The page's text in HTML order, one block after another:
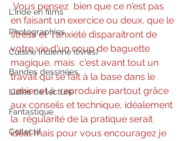
L'Inde en films
Photographies
Cuisine indienne (livres)
Bandes dessinées
Listes de lecture
Fantastique
Collectif
Vous pensez  bien que ce n'est pas
en faisant un exercice ou deux, que le
stress et  l'anxiété disparaitront de
votre vie d'un coup de baguette
magique, mais  c'est avant tout un
travail qui se fait à la base dans le
cahier et à  reproduire partout grâce
aux conseils et technique, idéalement
la  régularité de la pratique serait
idéal mais pour vous encouragez je